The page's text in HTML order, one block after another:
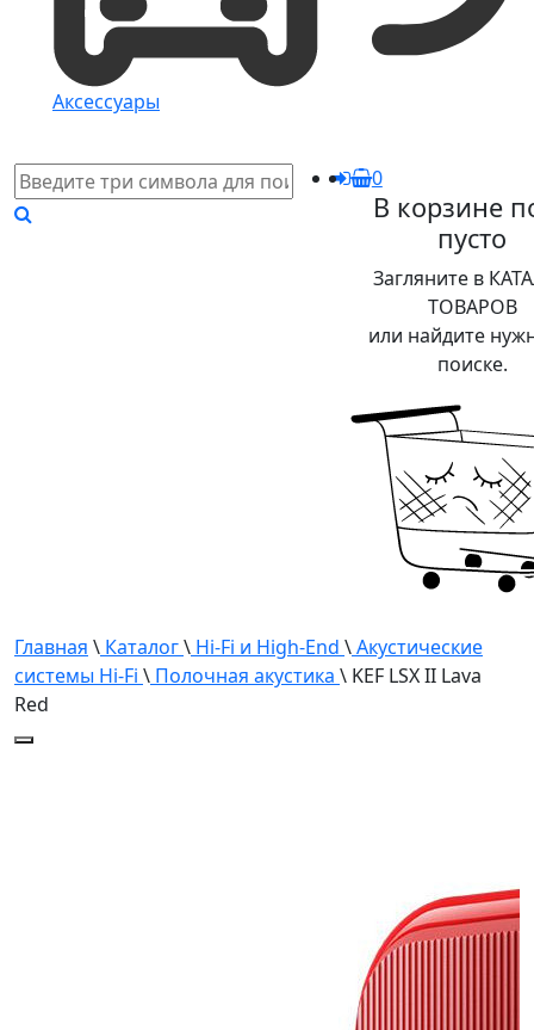
Аксессуары
0
В корзине
пусто
Загляните в
ТОВАРОВ
или найдите
поиске.
Главная \ Каталог\ Hi-Fi и High-End \Акустические
системы Hi-Fi \ Полочная акустика \ KEF LSX II Lava
Red